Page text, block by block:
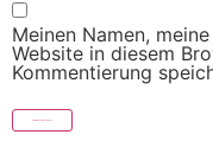
Meinen Namen,
Website in diesem
Kommentierung